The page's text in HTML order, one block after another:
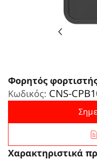
Φορητός
Κωδικός: CNS-
Χαρακτηριστικά